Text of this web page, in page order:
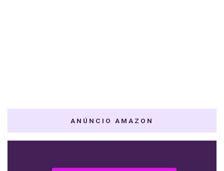
ANÚNCIO AMAZON